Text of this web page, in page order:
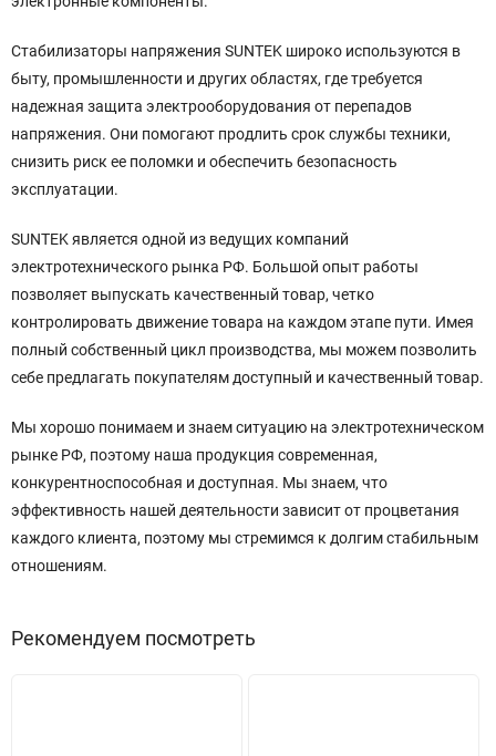
Стабилизаторы напряжения SUNTEK широко используются в
быту, промышленности и других областях, где требуется
надежная защита электрооборудования от перепадов
напряжения. Они помогают продлить срок службы техники,
снизить риск ее поломки и обеспечить безопасность
эксплуатации.
SUNTEK является одной из ведущих компаний
электротехнического рынка РФ. Большой опыт работы
позволяет выпускать качественный товар, четко
контролировать движение товара на каждом этапе пути. Имея
полный собственный цикл производства, мы можем позволить
себе предлагать покупателям доступный и качественный товар.
Мы хорошо понимаем и знаем ситуацию на электротехническом
рынке РФ, поэтому наша продукция современная,
конкурентноспособная и доступная. Мы знаем, что
эффективность нашей деятельности зависит от процветания
каждого клиента, поэтому мы стремимся к долгим стабильным
отношениям.
Рекомендуем посмотреть